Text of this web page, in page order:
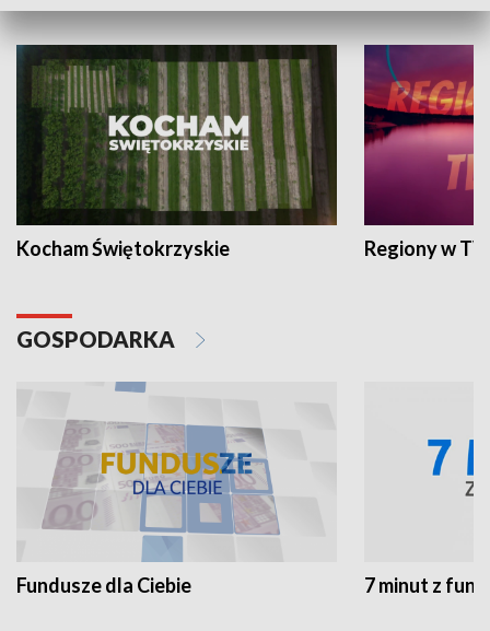
Kocham Świętokrzyskie Regiony w
GOSPODARKA
Fundusze dla Ciebie 7 minut z